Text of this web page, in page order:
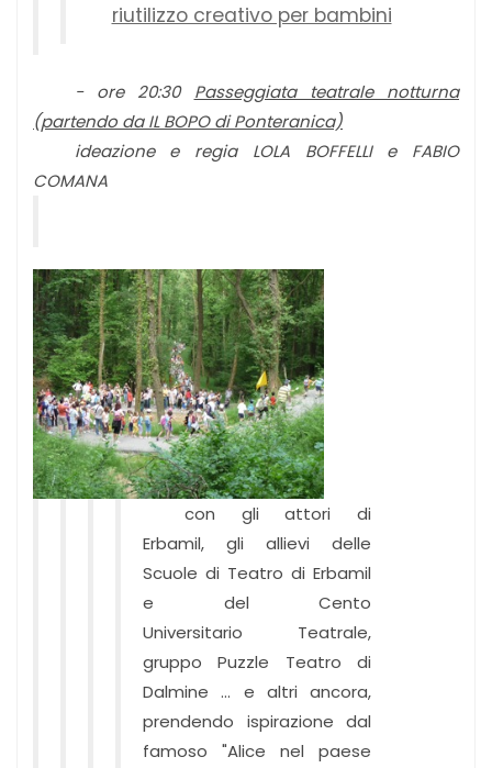
riutilizzo creativo per bambini
- ore 20:30 Passeggiata teatrale notturna
(partendo da IL BOPO di Ponteranica)
ideazione e regia LOLA BOFFELLI e FABIO
COMANA
con gli attori di
Erbamil, gli allievi delle
Scuole di Teatro di Erbamil
e del Cento
Universitario Teatrale,
gruppo Puzzle Teatro di
Dalmine ... e altri ancora,
prendendo ispirazione dal
famoso "Alice nel paese